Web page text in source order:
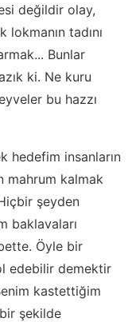
değildir olay,
lokmanın tadını
Bunlar
ki. Ne kuru
bu hazzı
hedefim insanların
mahrum kalmak
şeyden
baklavaları
Öyle bir
edebilir demektir
kastettiğim
şekilde